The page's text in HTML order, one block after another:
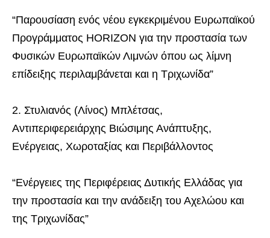
“Παρουσίαση ενός νέου εγκεκριμένου Ευρωπαϊκού
Προγράμματος HORIZON για την προστασία των
Φυσικών Ευρωπαϊκών Λιμνών όπου ως λίμνη
επίδειξης περιλαμβάνεται και η Τριχωνίδα”
2. Στυλιανός (Λίνος) Μπλέτσας,
Αντιπεριφερειάρχης Βιώσιμης Ανάπτυξης,
Ενέργειας, Χωροταξίας και Περιβάλλοντος
“Ενέργειες της Περιφέρειας Δυτικής Ελλάδας για
την προστασία και την ανάδειξη του Αχελώου και
της Τριχωνίδας”